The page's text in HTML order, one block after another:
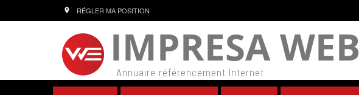
RÉGLER MA POSITION
IMPRESA WEB
Annuaire référencement Internet